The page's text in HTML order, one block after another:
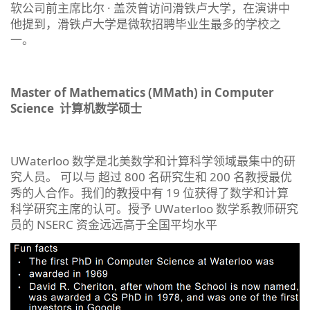
软公司前主席比尔 · 盖茨曾访问滑铁卢大学，在演讲中
他提到，滑铁卢大学是微软招聘毕业生最多的学校之
一。
Master of Mathematics (MMath) in Computer
Science 计算机数学硕士
UWaterloo 数学是北美数学和计算科学领域最集中的研
究人员。 可以与 超过 800 名研究生和 200 名教授最优
秀的人合作。我们的教授中有 19 位获得了数学和计算
科学研究主席的认可。授予 UWaterloo 数学系教师研究
员的 NSERC 资金远远高于全国平均水平